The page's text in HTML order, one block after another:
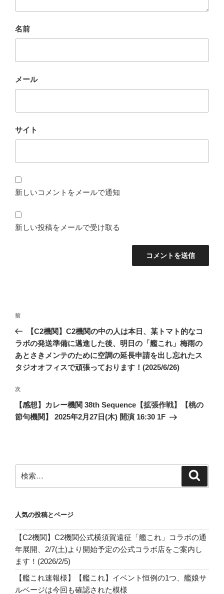
名前
メール
サイト
新しいコメントをメールで通知
新しい投稿をメールで受け取る
投
ナ
ビ
ゲ
シ
ョ
ン
前
の
投
稿
前
【C2機関】C2機関の中の人は本日、某トマト的なコ
ラボの発送準備に邁進した後、明日の「艦これ」梅雨の
あとさきメンテのために空調の延長申請を出し忘れたス
タジオオフィスで頑張っております！(2025/6/26)
次
の
投
次
【感想】カレー機関 38th Sequence【拡張作戦】【桃の
節句機関】 2025年2月27日(木) 開演 16:30 1F
索:
人気の投稿とページ
【C2機関】C2機関公式横須賀遠征「艦これ」コラボの通
年展開、2/7(土)より開始予定の公式コラボ店をご案内し
ます！(2026/2/5)
【艦これ速報様】【艦これ】イベント恒例の1つ、艦娘サ
ルベージは今回も確認された模様